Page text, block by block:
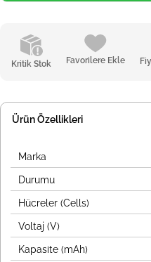
Kritik Stok Favorilere Ekle
Ürün Özellikleri
Marka
Durumu
Hücreler (Cells)
Voltaj (V)
Kapasite (mAh)